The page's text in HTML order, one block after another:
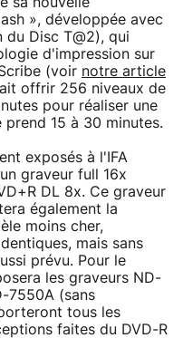
», développée avec
du Disc T@2), qui
d'impression sur
(voir notre article
offrir 256 niveaux de
pour réaliser une
15 à 30 minutes.
exposés à l'IFA
graveur full 16x
DL 8x. Ce graveur
également la
moins cher,
mais sans
prévu. Pour le
les graveurs ND-
7550A (sans
tous les
faites du DVD-R